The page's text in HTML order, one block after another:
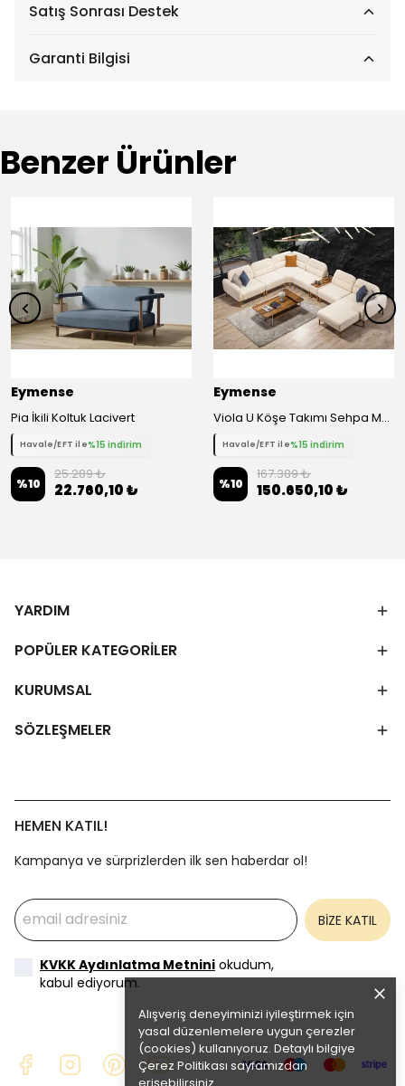
Alışveriş deneyiminizi iyileştirmek için
yasal düzenlemelere uygun çerezler
(cookies) kullanıyoruz. Detaylı bilgiye
Çerez Politikası sayfamızdan
Satış Sonrası Destek
Garanti Bilgisi
Benzer Ürünler
Eymense
Pia İkili Koltuk Lacivert
Havale/EFT ile%15 indirim
%10
25.289 ₺
22.760,10 ₺
Eymense
Viola U Köşe Takımı Sehpa Modüllü
Havale/EFT ile%15 indirim
%10
167.389 ₺
150.650,10 ₺
YARDIM
POPÜLER KATEGORİLER
KURUMSAL
SÖZLEŞMELER
HEMEN KATIL!
Kampanya ve sürprizlerden ilk sen haberdar ol!
BİZE KATIL
KVKK Aydınlatma Metnini okudum,
kabul ediyorum.